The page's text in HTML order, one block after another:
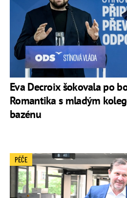
Eva Decroix šokovala po
Romantika s mladým
bazénu
PÉČE